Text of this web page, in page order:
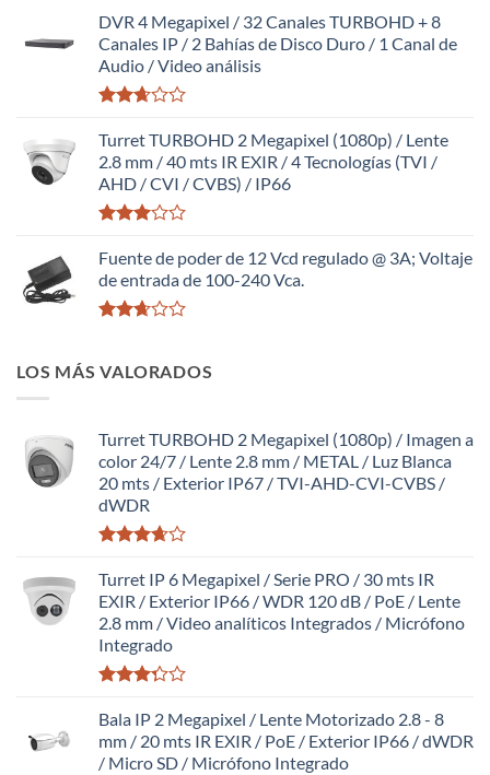
con
2.59
de 5
DVR 4 Megapixel / 32 Canales TURBOHD + 8
Canales IP / 2 Bahías de Disco Duro / 1 Canal de
Audio / Video análisis
con
2.65
de 5
Turret TURBOHD 2 Megapixel (1080p) / Lente
2.8 mm / 40 mts IR EXIR / 4 Tecnologías (TVI /
AHD / CVI / CVBS) / IP66
con
2.98
de 5
Fuente de poder de 12 Vcd regulado @ 3A; Voltaje
de entrada de 100-240 Vca.
2.64
LOS MÁS VALORADOS
Turret TURBOHD 2 Megapixel (1080p) / Imagen a
color 24/7 / Lente 2.8 mm / METAL / Luz Blanca
20 mts / Exterior IP67 / TVI-AHD-CVI-CVBS /
dWDR
con
3.63de
5
Turret IP 6 Megapixel / Serie PRO / 30 mts IR
EXIR / Exterior IP66 / WDR 120 dB / PoE / Lente
2.8 mm / Video analíticos Integrados / Micrófono
Integrado
con
de
5
Bala IP 2 Megapixel / Lente Motorizado 2.8 - 8
mm / 20 mts IR EXIR / PoE / Exterior IP66 / dWDR
/ Micro SD / Micrófono Integrado